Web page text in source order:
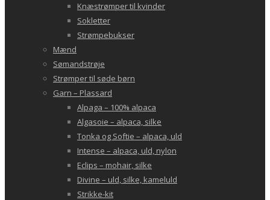
Knæstrømper til kvinder
Sokletter
Strømpebukser
Mænd
Sømandstrøje
Strømper til søde børn
Garn – Plassard
Alpaga – 100% alpaca
Algasoie – alpaca, silke
Tonka og Softie – alpaca, uld
Intense – alpaca, uld, nylon
Eclips – mohair, silke
Divine – uld, silke, kameluld
Strikke-kit